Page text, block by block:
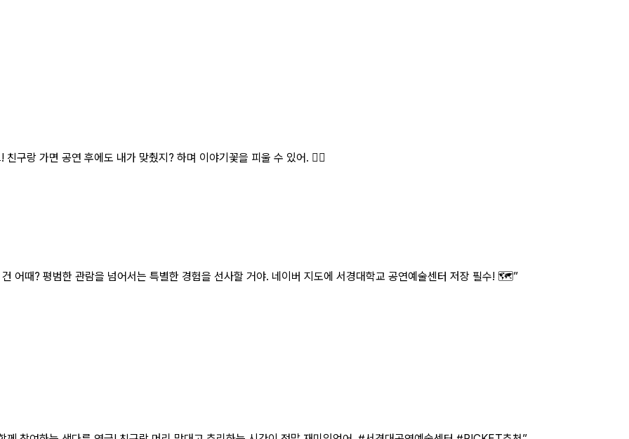
구랑 가면 공연 후에도 내가 맞췄지? 하며 이야기꽃을 피울 수 있어. 👯‍♀️
어때? 평범한 관람을 넘어서는 특별한 경험을 선사할 거야. 네이버 지도에 서경대학교 공연예술센터 저장 필수! 🗺️”